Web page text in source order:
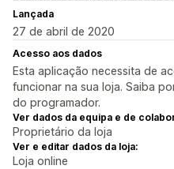
Lançada
27 de abril de 2020
Acesso aos dados
Esta aplicação necessita de
funcionar na sua loja. Saiba
do programador.
Ver dados da equipa e de
Proprietário da loja
Ver e editar dados da loja:
Loja online